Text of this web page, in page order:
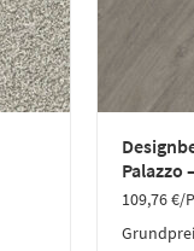
Palazzo
109,76€/